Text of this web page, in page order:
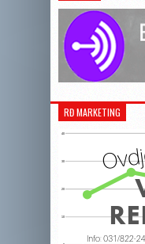
RĐ MARKETING